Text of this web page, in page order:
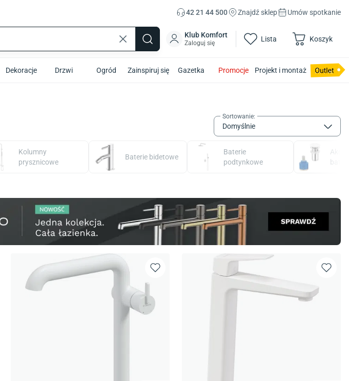
42 21 44 500 Znajdź sklep Umów spotkanie
Klub Komfort
Zaloguj się Lista Koszyk
Dekoracje Drzwi Ogród Zainspiruj się Gazetka Promocje Projekt i montaż
Sortowanie:
Domyślnie
Kolumny
prysznicowe
Baterie bidetowe
Baterie
podtynkowe